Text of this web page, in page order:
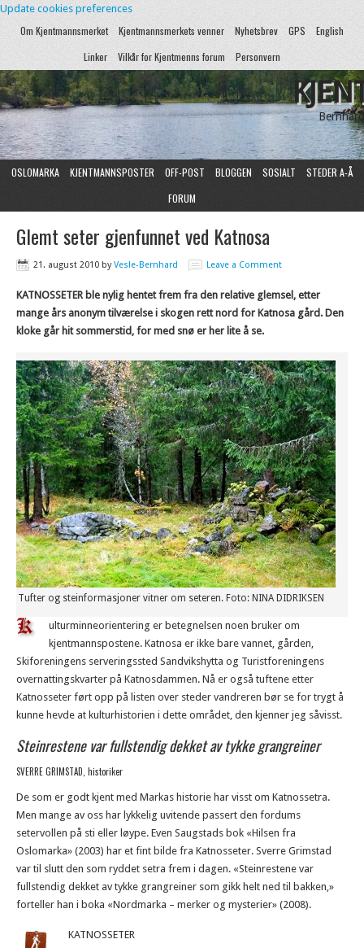
Update cookies preferences
Om Kjentmannsmerket Kjentmannsmerkets venner Nyhetsbrev GPS
English
Linker
Vilkår for Kjentmenns forum Personvern
OSLOMARKA KJENTMANNSPOSTER OFF-POST BLOGGEN SOSIALT
STEDER A-Å
FORUM
Glemt seter gjenfunnet ved Katnosa
21. august 2010 byVesle-Bernhard Leave a Comment
KATNOSSETER ble nylig hentet frem fra den relative glemsel, etter
mange års anonym tilværelse i skogen rett nord for Katnosa gård. Den
kloke går hit sommerstid, for med snø er her lite å se.
Tufter og steinformasjoner vitner om seteren. Foto: NINA DIDRIKSEN
ulturminneorientering er betegnelsen noen bruker om
kjentmannspostene. Katnosa er ikke bare vannet, gården,
Skiforeningens serveringssted Sandvikshytta og Turistforeningens
overnattingskvarter på Katnosdammen. Nå er også tuftene etter
Katnosseter ført opp på listen over steder vandreren bør se for trygt å
kunne hevde at kulturhistorien i dette området, den kjenner jeg såvisst.
Steinrestene var fullstendig dekket av tykke grangreiner
SVERRE GRIMSTAD, historiker
De som er godt kjent med Markas historie har visst om Katnossetra.
Men mange av oss har lykkelig uvitende passert den fordums
setervollen på sti eller løype. Even Saugstads bok «Hilsen fra
Oslomarka» (2003) har et fint bilde fra Katnosseter. Sverre Grimstad
var til slutt den som ryddet setra frem i dagen. «Steinrestene var
fullstendig dekket av tykke grangreiner som gikk helt ned til bakken,»
forteller han i boka «Nordmarka – merker og mysterier» (2008).
KATNOSSETER